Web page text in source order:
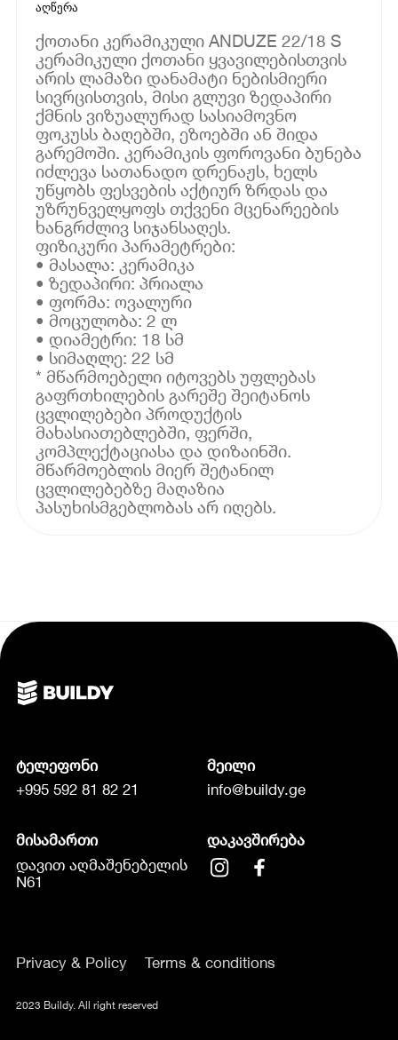
აღწერა
ქოთანი კერამიკული ANDUZE 22/18 S
კერამიკული ქოთანი ყვავილებისთვის
არის ლამაზი დანამატი ნებისმიერი
სივრცისთვის, მისი გლუვი ზედაპირი
ქმნის ვიზუალურად სასიამოვნო
ფოკუსს ბაღებში, ეზოებში ან შიდა
გარემოში. კერამიკის ფოროვანი ბუნება
იძლევა სათანადო დრენაჟს, ხელს
უწყობს ფესვების აქტიურ ზრდას და
უზრუნველყოფს თქვენი მცენარეების
ხანგრძლივ სიჯანსაღეს.
ფიზიკური პარამეტრები:
• მასალა: კერამიკა
• ზედაპირი: პრიალა
• ფორმა: ოვალური
• მოცულობა: 2 ლ
• დიამეტრი: 18 სმ
• სიმაღლე: 22 სმ
* მწარმოებელი იტოვებს უფლებას
გაფრთხილების გარეშე შეიტანოს
ცვლილებები პროდუქტის
მახასიათებლებში, ფერში,
კომპლექტაციასა და დიზაინში.
მწარმოებლის მიერ შეტანილ
ცვლილებებზე მაღაზია
პასუხისმგებლობას არ იღებს.
ტელეფონი
+995 592 81 82 21
მეილი
info@buildy.ge
მისამართი
დავით აღმაშენებელის
N61
დაკავშირება
Privacy & Policy Terms & conditions
2023 Buildy. All right reserved